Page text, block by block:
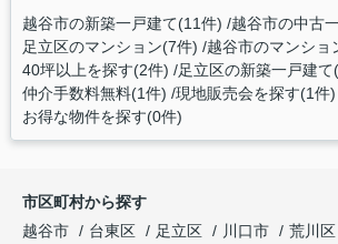
越谷市の新築一戸建て(11件) 越谷市の中古
足立区のマンション(7件) 越谷市のマンショ
40坪以上を探す(2件) 足立区の新築一戸建て
仲介手数料無料(1件) 現地販売会を探す(1件)
お得な物件を探す(0件)
市区町村から探す
越谷市
台東区 足立区 川口市 荒川区